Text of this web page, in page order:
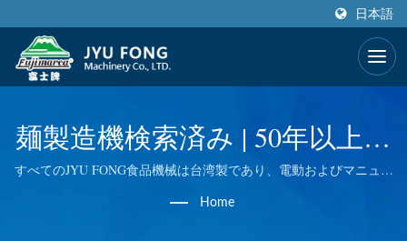
日本語
麺製造機検索済み | 50年以上の
食品機械ジューサー＆ブレン
ダーメーカー | JYU FONG
すべてのJYU FONG食品機械は台湾製であり、電動およびマニュア
Home